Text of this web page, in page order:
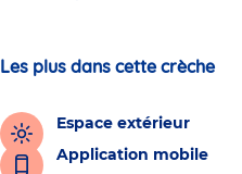
Les plus dans cette crèche
Espace extérieur
Application mobile